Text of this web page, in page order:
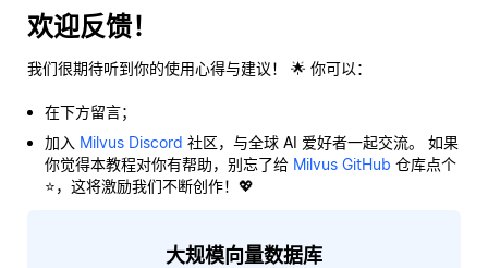
欢迎反馈！
我们很期待听到你的使用心得与建议！ 🌟 你可以：
在下方留言；
加入 Milvus Discord 社区，与全球 AI 爱好者一起交流。 如果
你觉得本教程对你有帮助，别忘了给 Milvus GitHub 仓库点个
⭐，这将激励我们不断创作！💖
大规模向量数据库